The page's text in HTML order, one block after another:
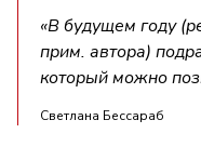
«В будущем году
прим. автора)
который можно
Светлана Бессараб